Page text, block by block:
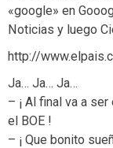
«google» en
Noticias y luego
http://
Ja… Ja… Ja…
– ¡ Al final va a
el BOE !
– ¡ Que bonito